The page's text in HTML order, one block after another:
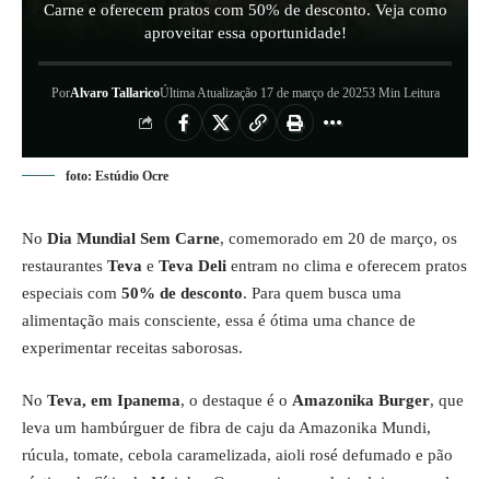
Carne e oferecem pratos com 50% de desconto. Veja como
aproveitar essa oportunidade!
PorAlvaro TallaricoÚltima Atualização 17 de março de 20253 Min Leitura
foto: Estúdio Ocre
No Dia Mundial Sem Carne, comemorado em 20 de março, os
restaurantes Teva e Teva Deli entram no clima e oferecem pratos
especiais com 50% de desconto. Para quem busca uma
alimentação mais consciente, essa é ótima uma chance de
experimentar receitas saborosas.
No Teva, em Ipanema, o destaque é o Amazonika Burger, que
leva um hambúrguer de fibra de caju da Amazonika Mundi,
rúcula, tomate, cebola caramelizada, aioli rosé defumado e pão